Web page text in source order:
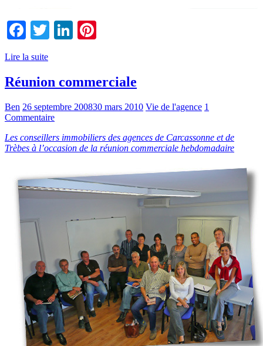
Facebook
TwitterLinkedIn
Lire la suite
Réunion commerciale
Ben 26 septembre 200830 mars 2010 Vie de l'agence 1
Commentaire
Les conseillers immobiliers des agences de Carcassonne et de
Trèbes à l’occasion de la réunion commerciale hebdomadaire